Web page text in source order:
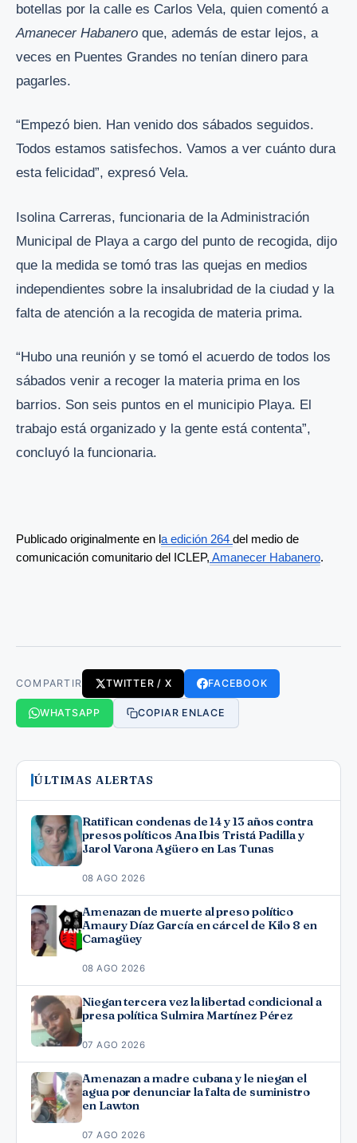
botellas por la calle es Carlos Vela, quien comentó a
Amanecer Habanero que, además de estar lejos, a
veces en Puentes Grandes no tenían dinero para
pagarles.
“Empezó bien. Han venido dos sábados seguidos.
Todos estamos satisfechos. Vamos a ver cuánto dura
esta felicidad”, expresó Vela.
Isolina Carreras, funcionaria de la Administración
Municipal de Playa a cargo del punto de recogida, dijo
que la medida se tomó tras las quejas en medios
independientes sobre la insalubridad de la ciudad y la
falta de atención a la recogida de materia prima.
“Hubo una reunión y se tomó el acuerdo de todos los
sábados venir a recoger la materia prima en los
barrios. Son seis puntos en el municipio Playa. El
trabajo está organizado y la gente está contenta”,
concluyó la funcionaria.
Publicado originalmente en l a edición 264 del medio de
comunicación comunitario del ICLEP, Amanecer Habanero.
COMPARTIR TWITTER / X FACEBOOK
WHATSAPP COPIAR ENLACE
ÚLTIMAS ALERTAS
Ratifican condenas de 14 y 13 años contra
presos políticos Ana Ibis Tristá Padilla y
Jarol Varona Agüero en Las Tunas
08 AGO 2026
Amenazan de muerte al preso político
Amaury Díaz García en cárcel de Kilo 8 en
Camagüey
08 AGO 2026
Niegan tercera vez la libertad condicional a
presa política Sulmira Martínez Pérez
07 AGO 2026
Amenazan a madre cubana y le niegan el
agua por denunciar la falta de suministro
en Lawton
07 AGO 2026